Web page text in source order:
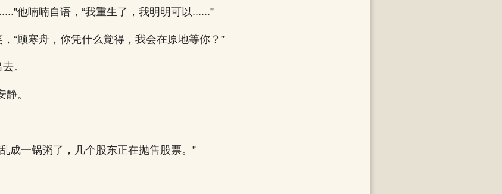
他喃喃自语，“我重生了，我明明可以......”
，“顾寒舟，你凭什么觉得，我会在原地等你？”
。
。
成一锅粥了，几个股东正在抛售股票。”